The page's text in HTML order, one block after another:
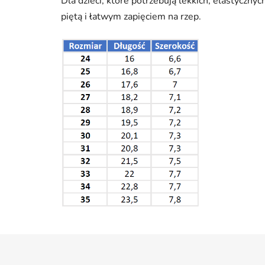
piętą i łatwym zapięciem na rzep.